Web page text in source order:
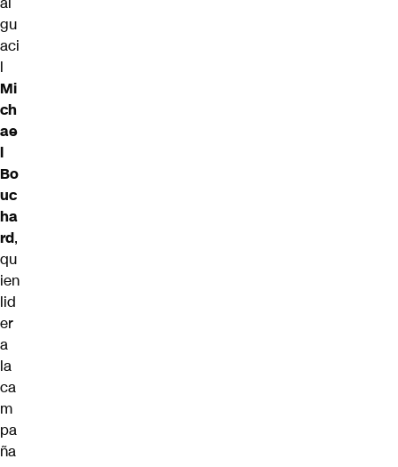
gu
aci
l
Mi
ch
ae
l
Bo
uc
ha
rd,
qu
ien
lid
er
a
la
ca
m
pa
ña